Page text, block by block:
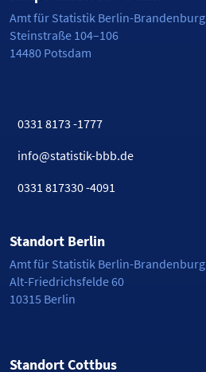
Amt für Statistik Berlin-Brandenburg
Steinstraße 104–106
14480 Potsdam
0331 8173 -1777
info@statistik-bbb.de
0331 817330 -4091
Standort Berlin
Amt für Statistik Berlin-Brandenburg
Alt-Friedrichsfelde 60
10315 Berlin
Standort Cottbus